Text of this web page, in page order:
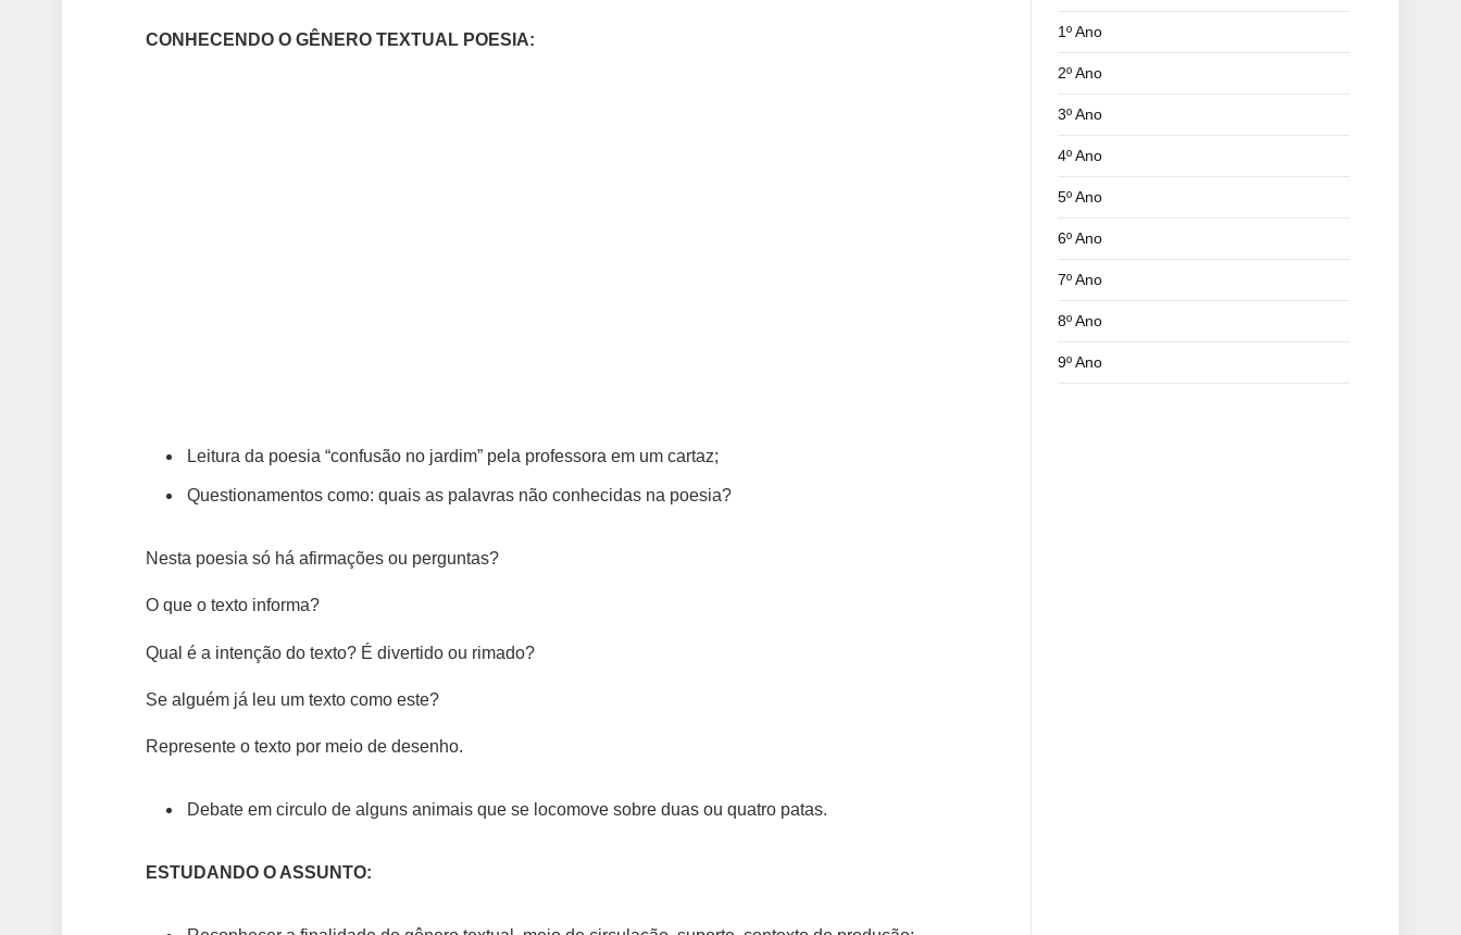
CONHECENDO O GÊNERO TEXTUAL POESIA:
Leitura da poesia “confusão no jardim” pela professora em um cartaz;
Questionamentos como: quais as palavras não conhecidas na poesia?
Nesta poesia só há afirmações ou perguntas?
O que o texto informa?
Qual é a intenção do texto? É divertido ou rimado?
Se alguém já leu um texto como este?
Represente o texto por meio de desenho.
Debate em circulo de alguns animais que se locomove sobre duas ou quatro patas.
ESTUDANDO O ASSUNTO:
1º Ano
2º Ano
3º Ano
4º Ano
5º Ano
6º Ano
7º Ano
8º Ano
9º Ano